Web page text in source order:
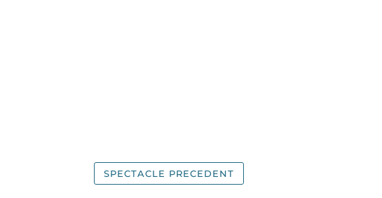
SPECTACLE PRECEDENT